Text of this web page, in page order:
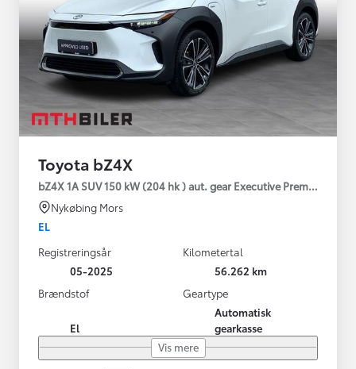
Toyota bZ4X
bZ4X 1A SUV 150 kW (204 hk ) aut. gear Executive Premium
Nykøbing Mors
EL
Registreringsår
05-2025
Kilometertal
56.262 km
Brændstof
El
Geartype
Automatisk
gearkasse
Vis mere